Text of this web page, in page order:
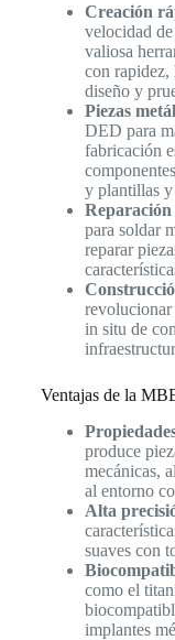
Creación
velocidad
valiosa
con rapidez,
diseño y
Piezas
DED para
fabricación
y plantillas y
para soldar
reparar
in situ de
Ventajas de la
produce
mecánicas,
al entorno
Alta
suaves con
como el
implantes